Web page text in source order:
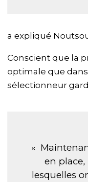
a expliqué
Conscient que la
optimale que dans
sélectionneur
«
en
lesquelles